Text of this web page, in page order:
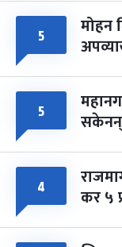
५ मोहन
५ सकेनन्
४ कर ५